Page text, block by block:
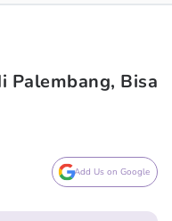
Palembang, Bisa
Add Us on Google